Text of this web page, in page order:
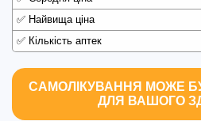
✅ Найвища ціна
✅ Кількість аптек
САМОЛІКУВАННЯ МОЖЕ
ДЛЯ ВАШОГО